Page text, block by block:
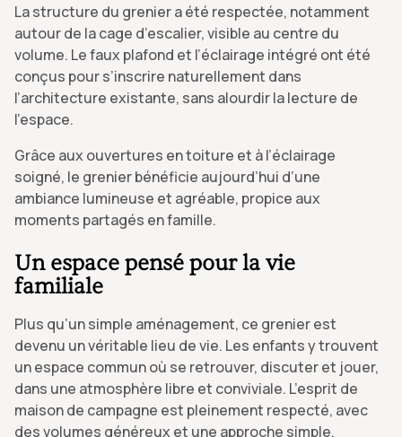
La structure du grenier a été respectée, notamment
autour de la cage d’escalier, visible au centre du
volume. Le faux plafond et l’éclairage intégré ont été
conçus pour s’inscrire naturellement dans
l’architecture existante, sans alourdir la lecture de
l’espace.
Grâce aux ouvertures en toiture et à l’éclairage
soigné, le grenier bénéficie aujourd’hui d’une
ambiance lumineuse et agréable, propice aux
moments partagés en famille.
Un espace pensé pour la vie
familiale
Plus qu’un simple aménagement, ce grenier est
devenu un véritable lieu de vie. Les enfants y trouvent
un espace commun où se retrouver, discuter et jouer,
dans une atmosphère libre et conviviale. L’esprit de
maison de campagne est pleinement respecté, avec
des volumes généreux et une approche simple,